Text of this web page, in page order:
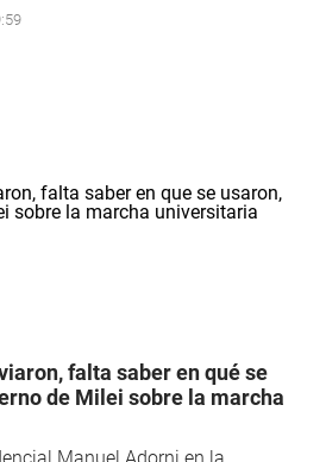
falta saber en qué se
de Milei sobre la marcha